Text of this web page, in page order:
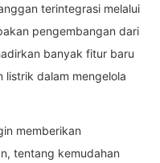
terintegrasi melalui
pengembangan dari
banyak fitur baru
listrik dalam mengelola
memberikan
tentang kemudahan